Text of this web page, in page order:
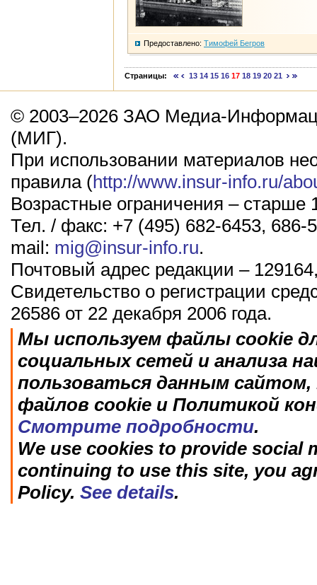
Предоставлено: Тимофей Бегров
Страницы: 13 14 15 16 17 18 19 20 21
© 2003–2026 ЗАО Медиа-
(МИГ).
При использовании материалов
правила (http://www.insur-info.ru/
Возрастные ограничения – старше
Тел. / факс: +7 (495) 682-6453, 686-
mail: mig@insur-info.ru.
Почтовый адрес редакции –
Свидетельство о регистрации
26586 от 22 декабря 2006 года.
Мы используем файлы cookie
социальных сетей и анализа
пользоваться данным
файлов cookie и Политикой
Смотрите подробности.
We use cookies to provide social
continuing to use this site, you
Policy. See details.